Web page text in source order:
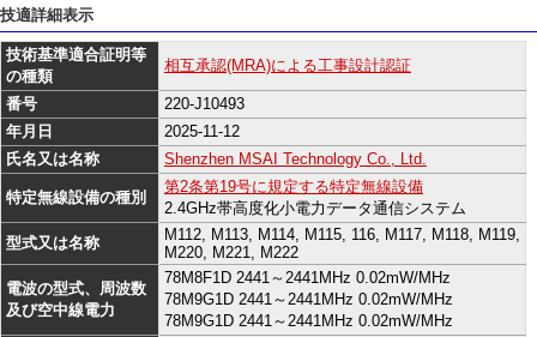
技適詳細表示
技術基準適合証明等
の種類
相互承認(MRA)による工事設計認証
番号
220-J10493
年月日
2025-11-12
氏名又は名称
Shenzhen MSAI Technology Co., Ltd.
特定無線設備の種別
第2条第19号に規定する特定無線設備
2.4GHz帯高度化小電力データ通信システム
型式又は名称
M112, M113, M114, M115, 116, M117, M118, M119,
M220, M221, M222
電波の型式、周波数
及び空中線電力
78M8F1D 2441～2441MHz 0.02mW/MHz
78M9G1D 2441～2441MHz 0.02mW/MHz
78M9G1D 2441～2441MHz 0.02mW/MHz